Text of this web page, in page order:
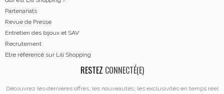
Partenariats
Revue de Presse
Entretien des bijoux et SAV
Recrutement
Etre référencé sur Lili Shopping
RESTEZ CONNECTÉ(E)
Découvrez les dernières offres, les nouveautés, les exclusivités en temps réel